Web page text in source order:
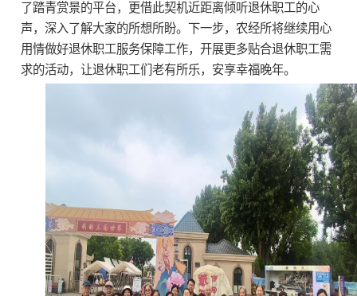
了踏青赏景的平台，更借此契机近距离倾听退休职工的心
声，深入了解大家的所想所盼。下一步，农经所将继续用心
用情做好退休职工服务保障工作，开展更多贴合退休职工需
求的活动，让退休职工们老有所乐，安享幸福晚年。